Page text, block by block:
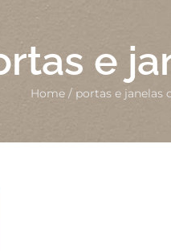
e
Home / portas e janelas